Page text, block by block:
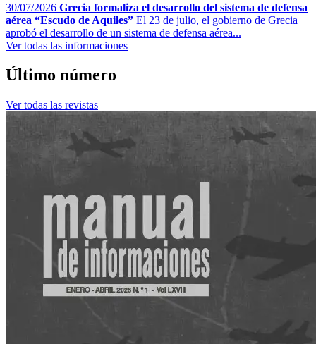
30/07/2026 Grecia formaliza el desarrollo del sistema de defensa
aérea “Escudo de Aquiles” El 23 de julio, el gobierno de Grecia
aprobó el desarrollo de un sistema de defensa aérea...
Ver todas las informaciones
Último número
Ver todas las revistas